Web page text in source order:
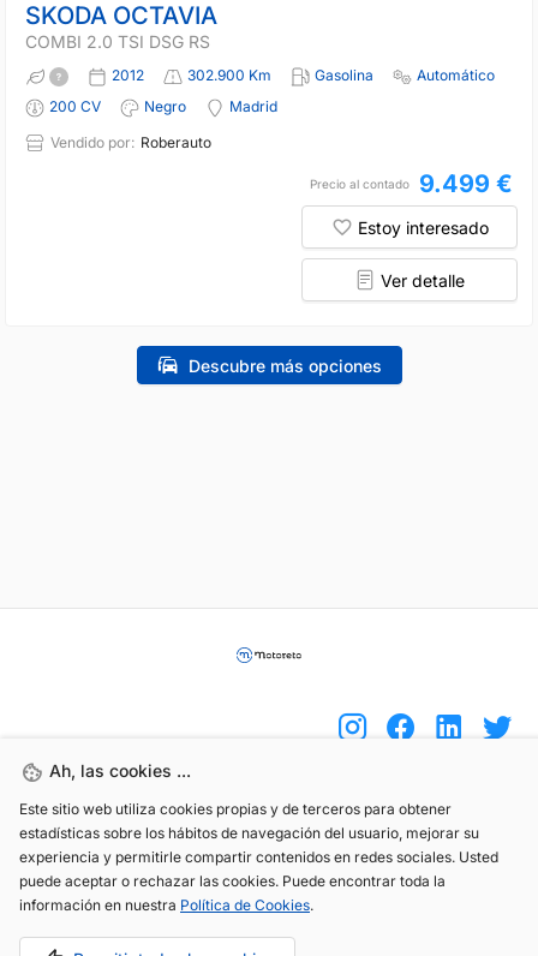
SKODA OCTAVIA
COMBI 2.0 TSI DSG RS
2012 302.900 Km Gasolina
Automático
200 CV
Negro
Madrid
Vendido por: Roberauto
Precio al contado 9.499 €
Estoy interesado
Ver detalle
Descubre más opciones
Ah, las cookies ...
Este sitio web utiliza cookies propias y de terceros para obtener
estadísticas sobre los hábitos de navegación del usuario, mejorar su
experiencia y permitirle compartir contenidos en redes sociales. Usted
puede aceptar o rechazar las cookies. Puede encontrar toda la
información en nuestra Política de Cookies.
(+34) 744 408 070
info@motoreto.com